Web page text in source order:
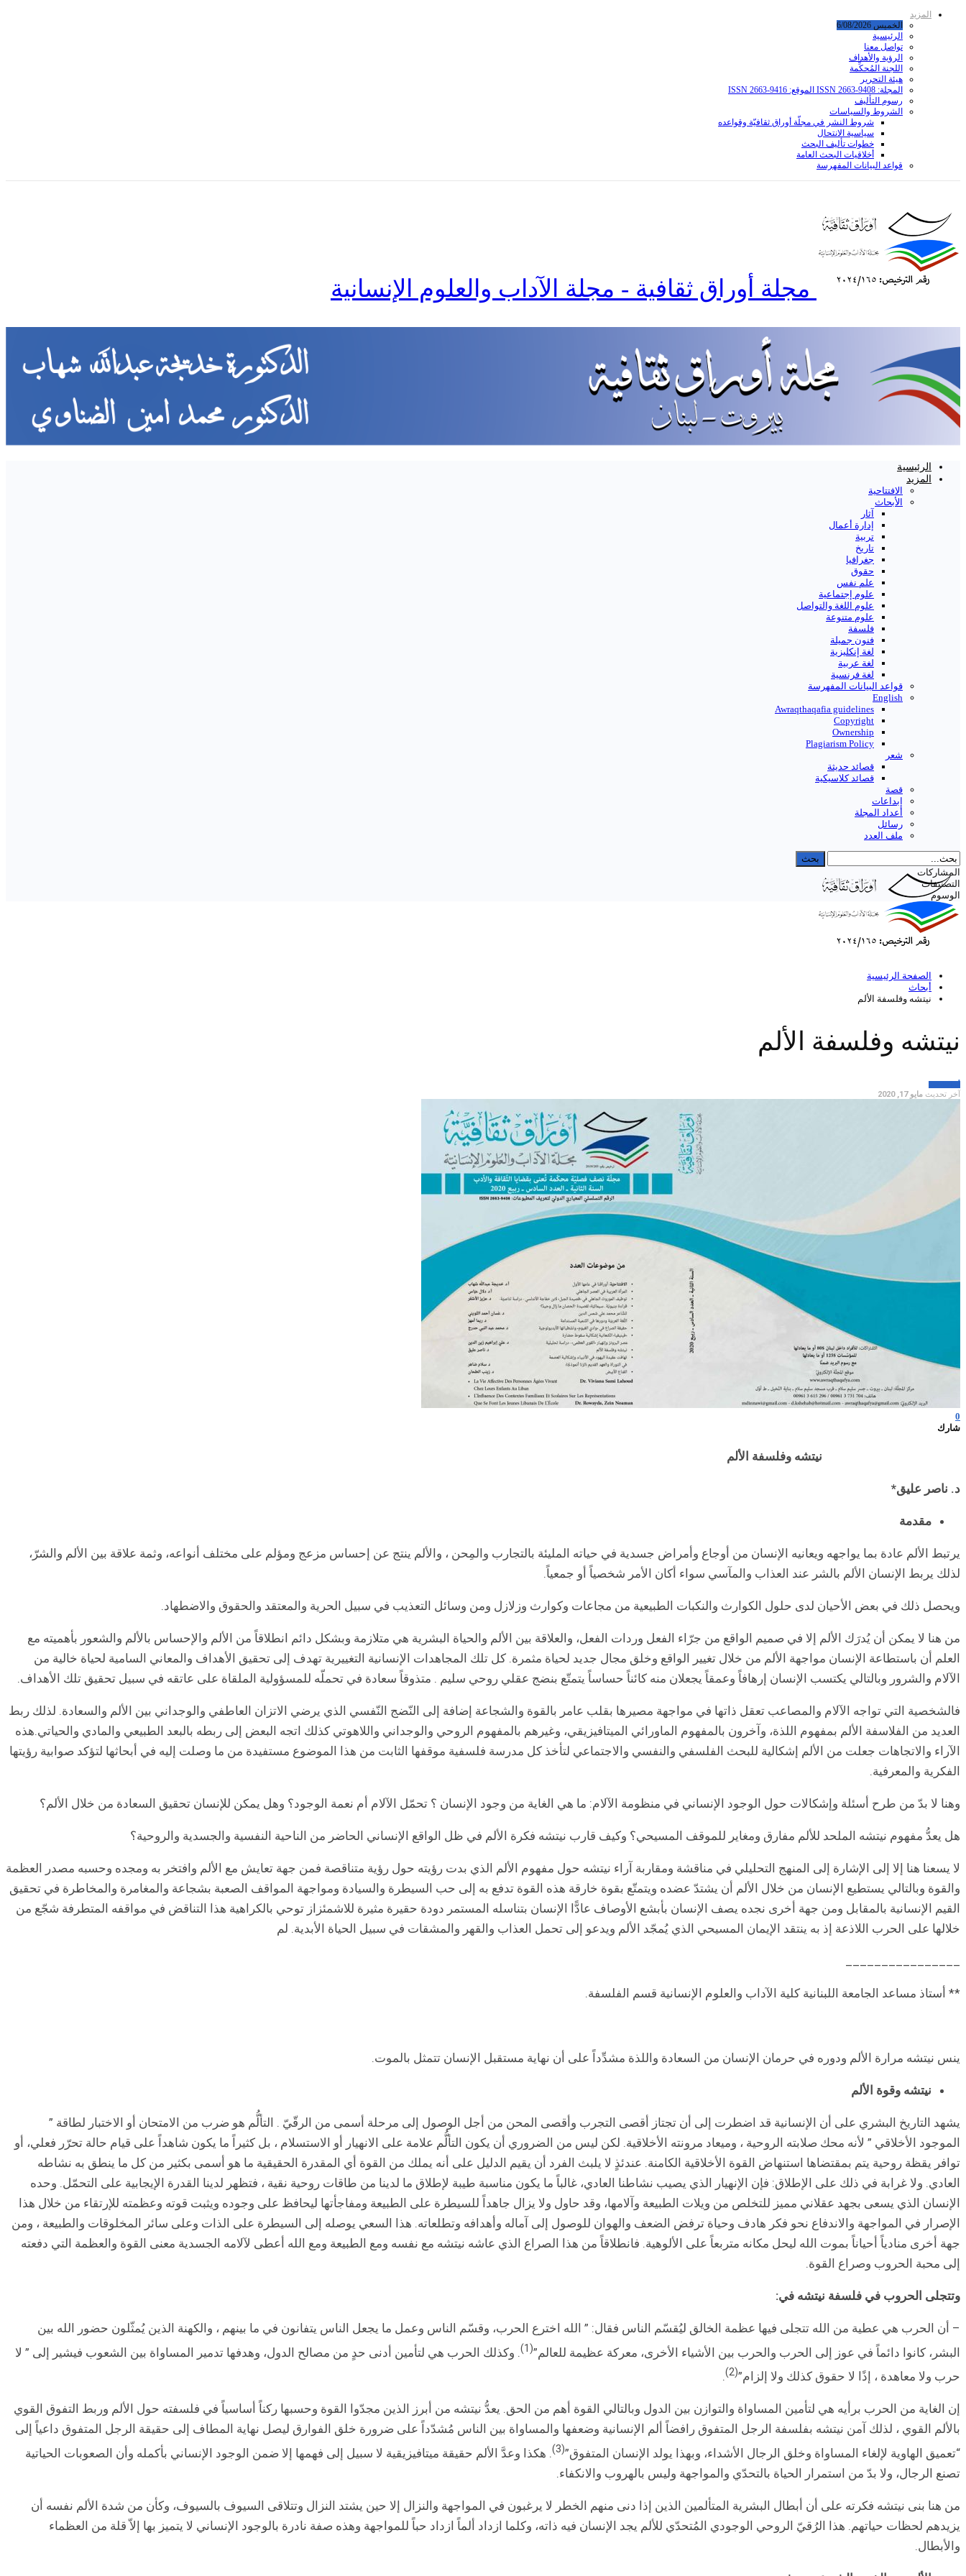
المزيد
الخميس 6/08/2026
الرئيسية
تواصل معنا
الرؤية والأهداف
اللجنة المُحكِّمة
هيئة التحرير
المجلة: ISSN 2663-9408 الموقع: ISSN 2663-9416
رسوم التأليف
الشروط والسياسات
شروط النشر في مجلّة أوراق ثقافيّة وقواعده
سياسية الانتحال
خطوات تأليف البحث
أخلاقيات البحث العامة
قواعد البیانات المفهرسة
مجلة أوراق ثقافية - مجلة الآداب والعلوم الإنسانية
الرئيسية
المزيد
الافتتاحية
الأبحاث
آثار
إدارة أعمال
تربية
تاريخ
جغرافيا
حقوق
علم نفس
علوم إجتماعية
علوم اللغة والتواصل
علوم متنوعة
فلسفة
فنون جميلة
لغة إنكليزية
لغة عربية
لغة فرنسية
قواعد البیانات المفهرسة
English
Awraqthaqafia guidelines
Copyright
Ownership
Plagiarism Policy
شعر
قصائد حديثة
قصائد كلاسيكية
قصة
إبداعات
أعداد المجلة
رسائل
ملف العدد
المشاركات
التصنيفات
الوسوم
الصفحة الرئيسية
أبحاث
نيتشه وفلسفة الألم
نيتشه وفلسفة الألم
آخر تحديث مايو 17, 2020
0
شارك
نيتشه وفلسفة الألم
د. ناصر عليق*
مقدمة
يرتبط الألم عادة بما يواجهه ويعانيه الإنسان من أوجاع وأمراض جسدية في حياته المليئة بالتجارب والمِحن ، والألم ينتج عن إحساس مزعج ومؤلم على مختلف أنواعه، وثمة علاقة بين الألم والشرّ،
لذلك يربط الإنسان الألم بالشر عند العذاب والمآسي سواء أكان الأمر شخصياً أو جمعياً.
ويحصل ذلك في بعض الأحيان لدى حلول الكوارث والنكبات الطبيعية من مجاعات وكوارث وزلازل ومن وسائل التعذيب في سبيل الحرية والمعتقد والحقوق والاضطهاد.
من هنا لا يمكن أن يُدرَك الألم إلا في صميم الواقع من جرّاء الفعل وردات الفعل، والعلاقة بين الألم والحياة البشرية هي متلازمة وبشكل دائم انطلاقاً من الألم والإحساس بالألم والشعور بأهميته مع
العلم أن باستطاعة الإنسان مواجهة الألم من خلال تغيير الواقع وخلق مجال جديد لحياة مثمرة. كل تلك المجاهدات الإنسانية التغييرية تهدف إلى تحقيق الأهداف والمعاني السامية لحياة خالية من
الآلام والشرور وبالتالي يكتسب الإنسان إرهافاً وعمقاً يجعلان منه كائناً حساساً يتمتّع بنضج عقلي روحي سليم . متذوقاً سعادة في تحملّه للمسؤولية الملقاة على عاتقه في سبيل تحقيق تلك الأهداف.
فالشخصية التي تواجه الآلام والمصاعب تعقل ذاتها في مواجهة مصيرها بقلب عامر بالقوة والشجاعة إضافة إلى النّضج النّفسي الذي يرضي الاتزان العاطفي والوجداني بين الألم والسعادة. لذلك ربط
العديد من الفلاسفة الألم بمفهوم اللذة، وآخرون بالمفهوم الماورائي الميتافيزيقي، وغيرهم بالمفهوم الروحي والوجداني واللاهوتي كذلك اتجه البعض إلى ربطه بالبعد الطبيعي والمادي والحياتي.هذه
الآراء والاتجاهات جعلت من الألم إشكالية للبحث الفلسفي والنفسي والاجتماعي لتأخذ كل مدرسة فلسفية موقفها الثابت من هذا الموضوع مستفيدة من ما وصلت إليه في أبحاثها لتؤكد صوابية رؤيتها
الفكرية والمعرفية.
وهنا لا بدّ من طرح أسئلة وإشكالات حول الوجود الإنساني في منظومة الآلام: ما هي الغاية من وجود الإنسان ؟ تحمّل الآلام أم نعمة الوجود؟ وهل يمكن للإنسان تحقيق السعادة من خلال الألم؟
هل يعدُّ مفهوم نيتشه الملحد للألم مفارق ومغاير للموقف المسيحي؟ وكيف قارب نيتشه فكرة الألم في ظل الواقع الإنساني الحاضر من الناحية النفسية والجسدية والروحية؟
لا يسعنا هنا إلا إلى الإشارة إلى المنهج التحليلي في مناقشة ومقاربة آراء نيتشه حول مفهوم الألم الذي بدت رؤيته حول رؤية متناقصة فمن جهة تعايش مع الألم وافتخر به ومجده وحسبه مصدر العظمة
والقوة وبالتالي يستطيع الإنسان من خلال الألم أن يشتدّ عضده ويتمتّع بقوة خارقة هذه القوة تدفع به إلى حب السيطرة والسيادة ومواجهة المواقف الصعبة بشجاعة والمغامرة والمخاطرة في تحقيق
القيم الإنسانية بالمقابل ومن جهة أخرى نجده يصف الإنسان بأبشع الأوصاف عادًّا الإنسان بتناسله المستمر دودة حقيرة مثيرة للاشمئزاز توحي بالكراهية هذا التناقض في مواقفه المتطرفة شجّع من
خلالها على الحرب اللاذعة إذ به ينتقد الإيمان المسيحي الذي يُمجّد الألم ويدعو إلى تحمل العذاب والقهر والمشقات في سبيل الحياة الأبدية. لم
** أستاذ مساعد الجامعة اللبنانية كلية الآداب والعلوم الإنسانية قسم الفلسفة.
ينس نيتشه مرارة الألم ودوره في حرمان الإنسان من السعادة واللذة مشدِّداً على أن نهاية مستقبل الإنسان تتمثل بالموت.
نيتشه وقوة الألم
يشهد التاريخ البشري على أن الإنسانية قد اضطرت إلى أن تجتاز أقصى التجرب وأقصى المحن من أجل الوصول إلى مرحلة أسمى من الرقّيّ . التألُّم هو ضرب من الامتحان أو الاختبار لطاقة ”
الموجود الأخلاقي ” لأنه محك صلابته الروحية ، وميعاد مرونته الأخلاقية. لكن ليس من الضروري أن يكون التألُّم علامة على الانهيار أو الاستسلام ، بل كثيراً ما يكون شاهداً على قيام حالة تحرّر فعلي، أو
توافر يقظة روحية يتم بمقتضاها استنهاض القوة الأخلاقية الكامنة. عندئذٍ لا يلبث الفرد أن يقيم الدليل على أنه يملك من القوة أي المقدرة الحقيقية ما هو أسمى بكثير من كل ما ينطق به نشاطه
العادي. ولا غرابة في ذلك على الإطلاق: فإن الإنهيار الذي يصيب نشاطنا العادي، غالباً ما يكون مناسبة طيبة لإطلاق ما لدينا من طاقات روحية نقية ، فتظهر لدينا القدرة الإيجابية على التحمّل. وحده
الإنسان الذي يسعى بجهد عقلاني مميز للتخلص من ويلات الطبيعة وآلامها، وقد حاول ولا يزال جاهداً للسيطرة على الطبيعة ومفاجأتها ليحافظ على وجوده ويثبت قوته وعظمته للإرتقاء من خلال هذا
الإصرار في المواجهة والاندفاع نحو فكر هادف وحياة ترفض الضعف والهوان للوصول إلى آماله وأهدافه وتطلعاته. هذا السعي يوصله إلى السيطرة على الذات وعلى سائر المخلوقات والطبيعة ، ومن
جهة أخرى منادياً أحياناً بموت الله ليحل مكانه متربعاً على الألوهية. فانطلاقاً من هذا الصراع الذي عاشه نيتشه مع نفسه ومع الطبيعة ومع الله أعطى لآلامه الجسدية معنى القوة والعظمة التي دفعته
إلى محبة الحروب وصراع القوة.
وتتجلى الحروب في فلسفة نيتشه في:
– أن الحرب هي عطية من الله تتجلى فيها عظمة الخالق ليُقسّم الناس فقال: ” الله اخترع الحرب، وقسّم الناس وعمل ما يجعل الناس يتفانون في ما بينهم ، والكهنة الذين يُمثّلون حضور الله بين
البشر، كانوا دائماً في عوز إلى الحرب والحرب بين الأشياء الأخرى، معركة عظيمة للعالم”(1)
. وكذلك الحرب هي لتأمين أدنى حدٍ من مصالح الدول، وهدفها تدمير المساواة بين الشعوب فيشير إلى ” لا
حرب ولا معاهدة ، إذًا لا حقوق كذلك ولا إلزام”(2)
.
إن الغاية من الحرب برأيه هي لتأمين المساواة والتوازن بين الدول وبالتالي القوة أهم من الحق. يعدُّ نيتشه من أبرز الذين مجدّوا القوة وحسبها ركناً أساسياً في فلسفته حول الألم وربط التفوق القوي
بالألم القوي ، لذلك آمن نيتشه بفلسفة الرجل المتفوق رافضاً ألم الإنسانية وضعفها والمساواة بين الناس مُشدّداً على ضرورة خلق الفوارق ليصل نهاية المطاف إلى حقيقة الرجل المتفوق داعياً إلى
“تعميق الهاوية لإلغاء المساواة وخلق الرجال الأشداء، وبهذا يولد الإنسان المتفوق”(3)
. هكذا وعدَّ الألم حقيقة ميتافيزيقية لا سبيل إلى فهمها إلا ضمن الوجود الإنساني بأكمله وأن الصعوبات الحياتية
تصنع الرجال، ولا بدّ من استمرار الحياة بالتحدّي والمواجهة وليس بالهروب والانكفاء.
من هنا بنى نيتشه فكرته على أن أبطال البشرية المتألمين الذين إذا دنى منهم الخطر لا يرغبون في المواجهة والنزال إلا حين يشتد النزال وتتلاقى السيوف بالسيوف، وكأن من شدة الألم نفسه أن
يزيدهم لحظات حياتهم. هذا الرُقيّ الروحي الوجودي المُتحدّي للألم يجد الإنسان فيه ذاته، وكلما ازداد ألماً ازداد حباً للمواجهة وهذه صفة نادرة بالوجود الإنساني لا يتميز بها إلاّ قلة من العظماء
والأبطال.